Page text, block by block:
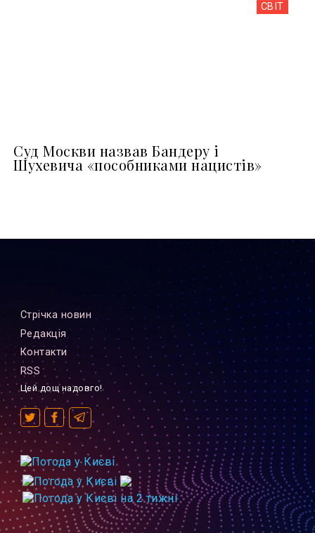
СВІТ
Суд Москви назвав Бандеру і
Шухевича «пособниками нацистів»
Стрiчка новин
Редакцiя
Контакти
RSS
Цей дощ надовго!